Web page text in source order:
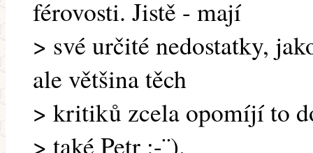
férovosti. Jistě - mají
> své určité nedostatky,
ale většina těch
> kritiků zcela opomíjí to
> také Petr :-¨).